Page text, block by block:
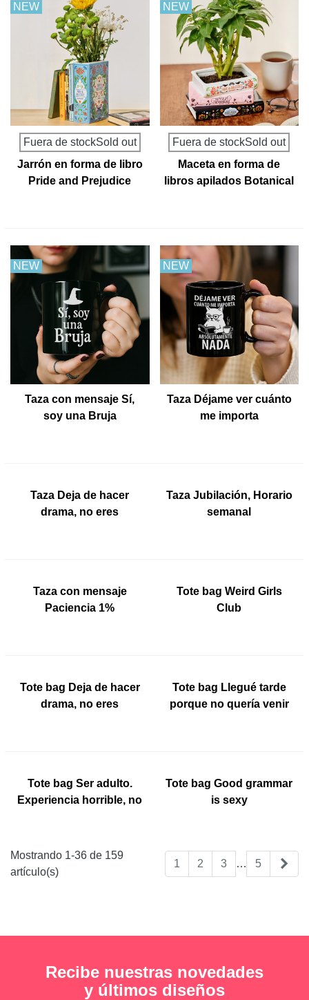
NEW
Fuera de stockSold out
Jarrón en forma de libro
Pride and Prejudice
NEW
Fuera de stockSold out
Maceta en forma de
libros apilados Botanical
NEW
Taza con mensaje Sí,
soy una Bruja
NEW
Taza Déjame ver cuánto
me importa
NEWTaza Deja de hacer
drama, no eres
NEW
Taza Jubilación, Horario
semanal
NEWTaza con mensaje
Paciencia 1%
NEW
Tote bag Weird Girls
Club
NEW
Tote bag Deja de hacer
drama, no eres
NEW
Tote bag Llegué tarde
porque no quería venir
NEW
Tote bag Ser adulto.
Experiencia horrible, no
NEW
Tote bag Good grammar
is sexy
Mostrando 1-36 de 159
artículo(s)
1 2 3 … 5
Recibe nuestras novedades
y últimos diseños